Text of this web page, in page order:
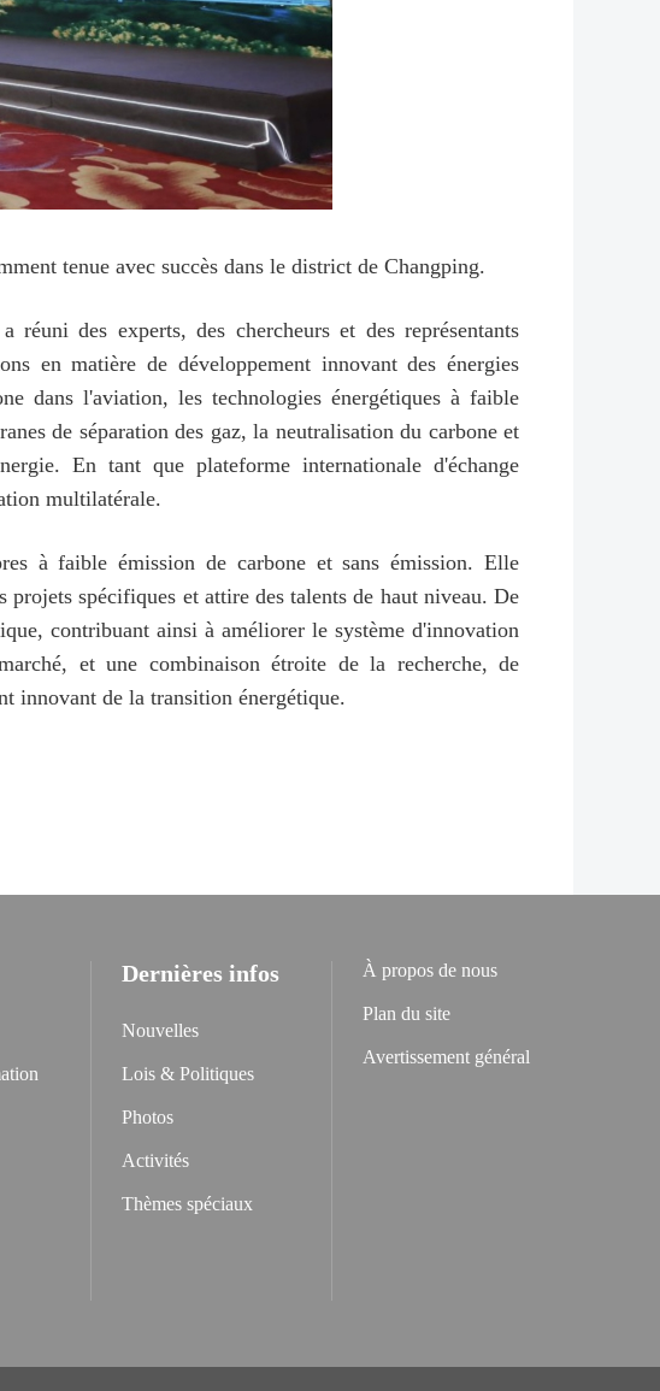
tenue avec succès dans le district de Changping.
des experts, des chercheurs et des représentants
en matière de développement innovant des énergies
dans l'aviation, les technologies énergétiques à faible
de séparation des gaz, la neutralisation du carbone et
En tant que plateforme internationale d'échange
multilatérale.
à faible émission de carbone et sans émission. Elle
spécifiques et attire des talents de haut niveau. De
contribuant ainsi à améliorer le système d'innovation
et une combinaison étroite de la recherche, de
innovant de la transition énergétique.
Dernières infos
Nouvelles
Lois & Politiques
Photos
Activités
Thèmes spéciaux
À propos de nous
Plan du site
Avertissement général